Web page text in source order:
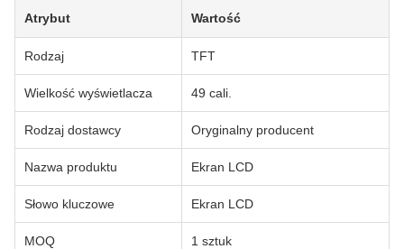
Atrybut Wartość
Rodzaj TFT
Wielkość wyświetlacza 49 cali.
Rodzaj dostawcy Oryginalny producent
Nazwa produktu Ekran LCD
Słowo kluczowe Ekran LCD
MOQ 1 sztuk